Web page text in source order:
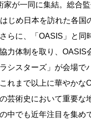
が一同に集結。総合
じめ日本を訪れた各
らに、「OASIS」と
力体制を取り、
シスターズ」が会場
れまで以上に華やかな
芸術史において重要
中でも近年注目を集